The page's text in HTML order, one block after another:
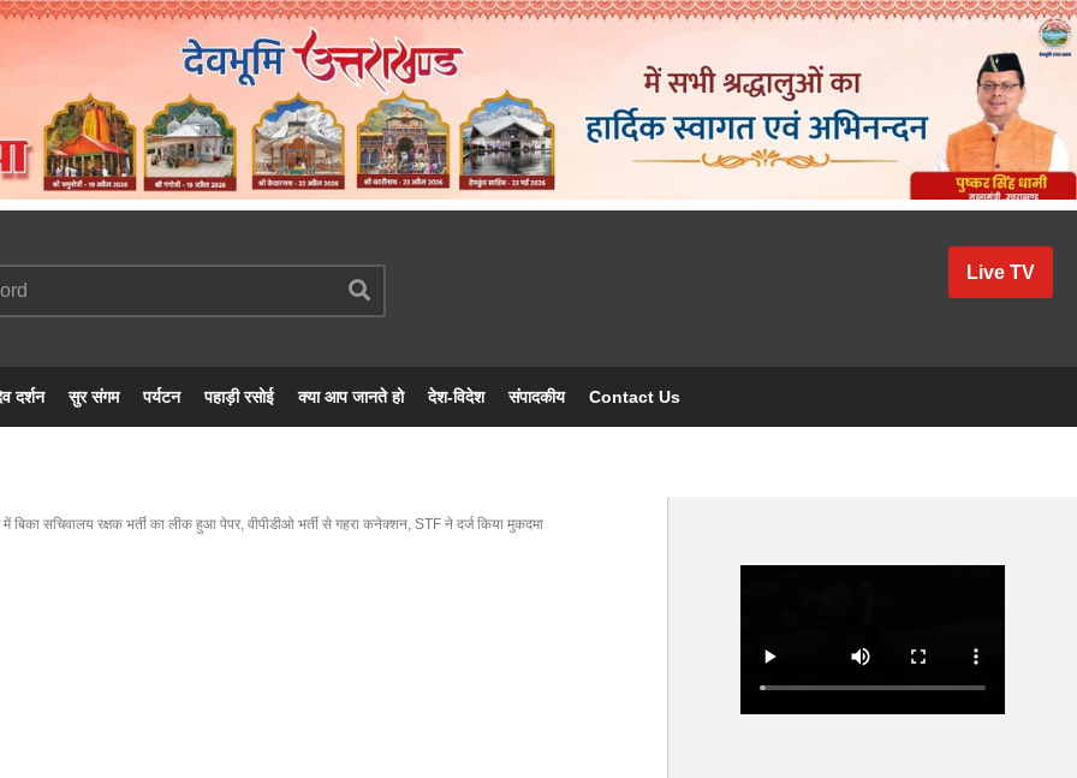
Live TV
दर्शन सुर संगम पर्यटन पहाड़ी रसोई क्या आप जानते हो देश-विदेश संपादकीय Contact Us
बिका सचिवालय रक्षक भर्ती का लीक हुआ पेपर, वीपीडीओ भर्ती से गहरा कनेक्शन, STF ने दर्ज किया मुकदमा